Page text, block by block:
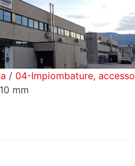
/ 04-Impiombature,
mm